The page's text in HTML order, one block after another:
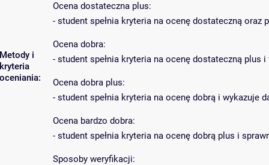
Metody i
kryteria
oceniania:
Ocena dostateczna plus:
- student spełnia kryteria na ocenę dostateczną
Ocena dobra:
- student spełnia kryteria na ocenę dostateczną
Ocena dobra plus:
- student spełnia kryteria na ocenę dobrą i wykazuje
Ocena bardzo dobra:
- student spełnia kryteria na ocenę dobrą plus i
Sposoby weryfikacji: